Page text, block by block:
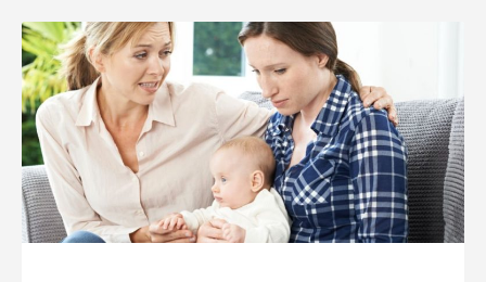
Agendar consulta